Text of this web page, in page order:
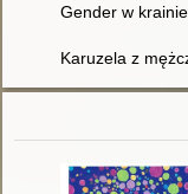
Gender w krainie
Karuzela z